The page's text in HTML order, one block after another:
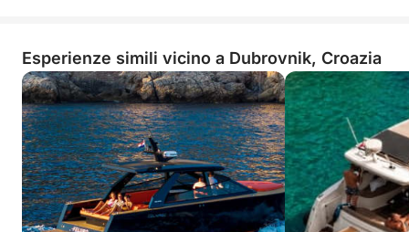
Esperienze simili vicino a Dubrovnik, Croazia